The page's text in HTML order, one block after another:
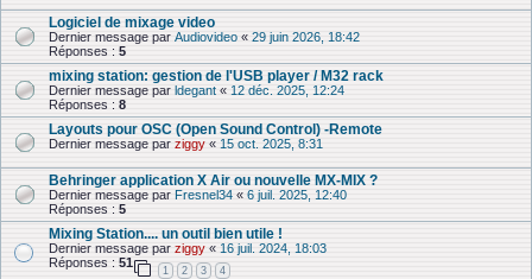
Logiciel de mixage video
Dernier message par Audiovideo « 29 juin 2026, 18:42
Réponses : 5
mixing station: gestion de l'USB player / M32 rack
Dernier message par ldegant « 12 déc. 2025, 12:24
Réponses : 8
Layouts pour OSC (Open Sound Control) -Remote
Dernier message par ziggy « 15 oct. 2025, 8:31
Behringer application X Air ou nouvelle MX-MIX ?
Dernier message par Fresnel34 « 6 juil. 2025, 12:40
Réponses : 5
Mixing Station.... un outil bien utile !
Dernier message par ziggy « 16 juil. 2024, 18:03
Réponses : 51
1 2 3 4